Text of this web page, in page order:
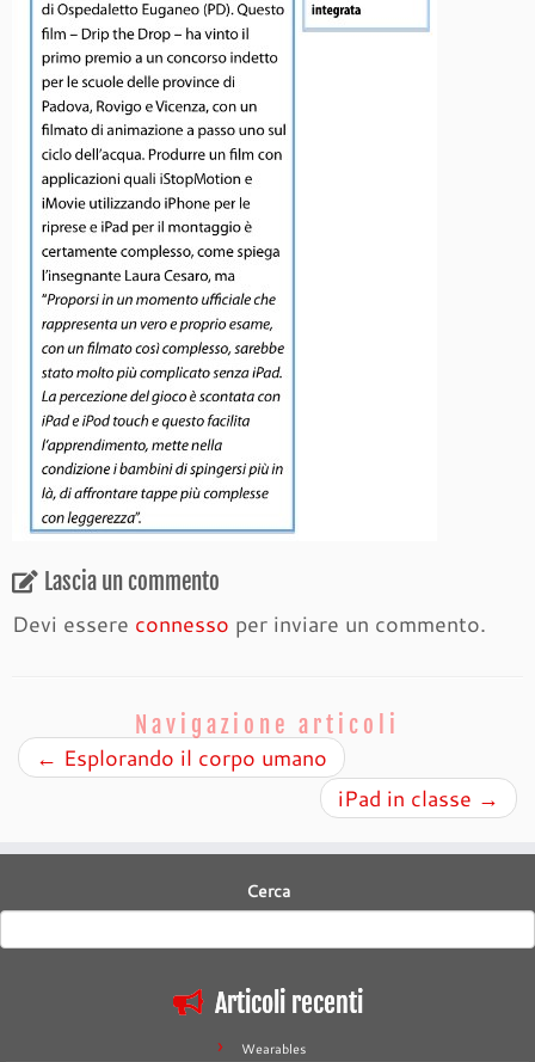
Lascia un commento
Devi essere connesso per inviare un commento.
Navigazione articoli
← Esplorando il corpo umano
iPad in classe →
Cerca
Articoli recenti
Wearables